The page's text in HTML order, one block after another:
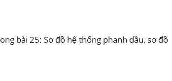
bài 25: Sơ đồ hệ thống phanh dầu, sơ đồ